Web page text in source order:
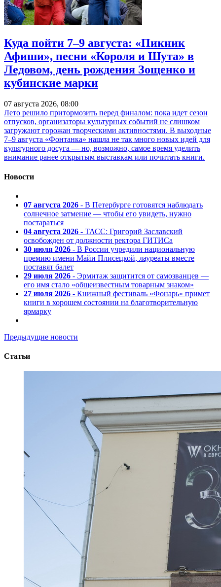
Куда пойти 7–9 августа: «Пикник
Афиши», песни «Короля и Шута» в
Ледовом, день рождения Зощенко и
кубинские марки
07 августа 2026, 08:00
Лето решило притормозить перед финалом: пока идет сезон
отпусков, организаторы культурных событий не слишком
загружают горожан творческими активностями. В выходные
7–9 августа «Фонтанка» нашла не так много новых идей для
культурного досуга — но, возможно, самое время уделить
внимание ранее открытым выставкам или почитать книги.
Новости
07 августа 2026 - В Петербурге готовятся наблюдать
солнечное затмение — чтобы его увидеть, нужно
постараться
04 августа 2026 - ТАСС: Григорий Заславский
освобожден от должности ректора ГИТИСа
30 июля 2026 - В России учредили национальную
премию имени Майи Плисецкой, лауреаты вместе
поставят балет
29 июля 2026 - Эрмитаж защитится от самозванцев —
его имя стало «общеизвестным товарным знаком»
27 июля 2026 - Книжный фестиваль «Фонарь» примет
книги в хорошем состоянии на благотворительную
ярмарку
Предыдущие новости
Статьи